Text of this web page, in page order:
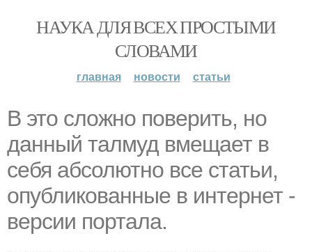
НАУКА ДЛЯ ВСЕХ ПРОСТЫМИ
СЛОВАМИ
главная новости статьи
В это сложно поверить, но
данный талмуд вмещает в
себя абсолютно все статьи,
опубликованные в интернет -
версии портала.